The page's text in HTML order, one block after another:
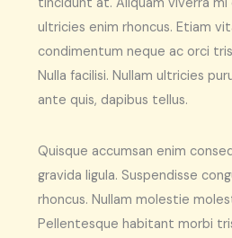
ultricies enim rhoncus. Etiam
condimentum neque ac orci
Nulla facilisi. Nullam ultricies
ante quis, dapibus tellus.
Quisque accumsan enim
gravida ligula. Suspendisse
rhoncus. Nullam molestie
Pellentesque habitant morbi